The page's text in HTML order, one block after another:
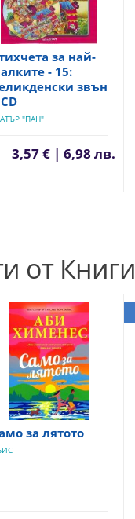
за най-
- 15:
звън
"ПАН"
3,57 € | 6,98 лв.
от Книги
за лятото